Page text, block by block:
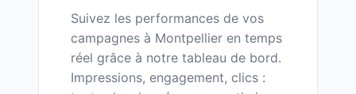
Suivez les performances de vos
campagnes à Montpellier en temps
réel grâce à notre tableau de bord.
Impressions, engagement, clics :